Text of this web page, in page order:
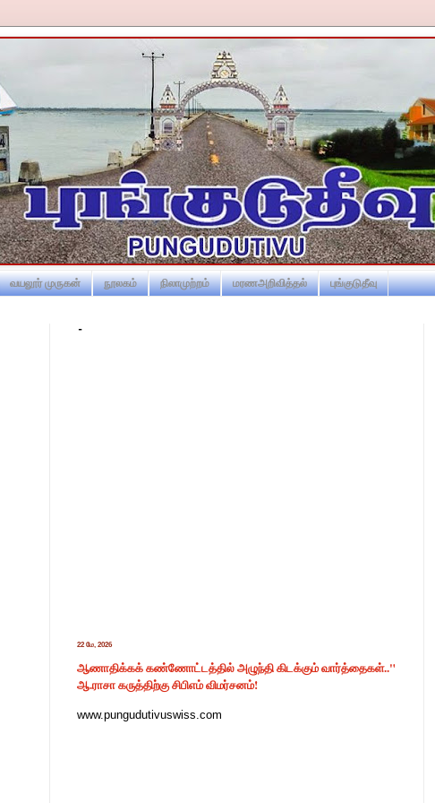
வயலூர் முருகன் நூலகம் நிலாமுற்றம் மரணஅறிவித்தல் புங்குடுதீவு
-
22 மே, 2026
ஆணாதிக்கக் கண்ணோட்டத்தில் அழுந்தி கிடக்கும் வார்த்தைகள்.."
ஆ.ராசா கருத்திற்கு சிபிஎம் விமர்சனம்!
www.pungudutivuswiss.com